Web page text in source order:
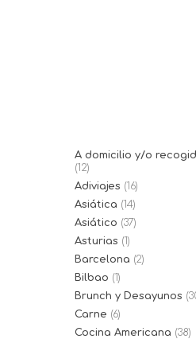
A domicilio y/o
(12)
Adiviajes (16)
Asiática (14)
Asiático (37)
Asturias (1)
Barcelona (2)
Bilbao (1)
Brunch y Desayunos
Carne (6)
Cocina Americana (38)